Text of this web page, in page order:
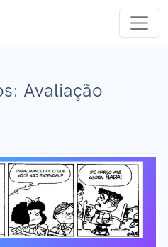
Avaliação